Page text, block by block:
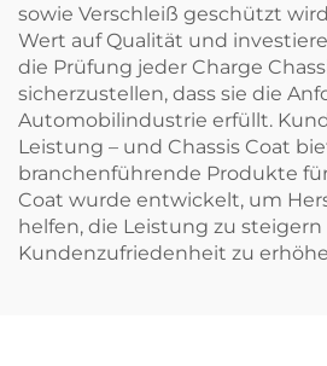
sowie Verschleiß geschützt
Wert auf Qualität und
die Prüfung jeder Charge
sicherzustellen, dass sie die
Automobilindustrie erfüllt.
Leistung – und Chassis Coat
branchenführende Produkte
Coat wurde entwickelt, um
helfen, die Leistung zu
Kundenzufriedenheit zu